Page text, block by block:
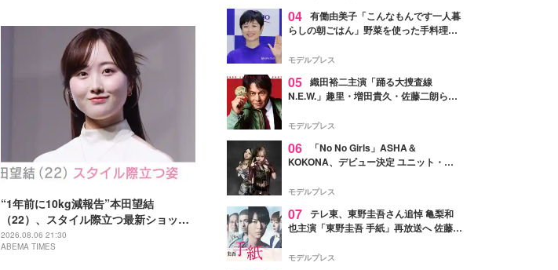
“1年前に10kg減報告”本田望結
（22）、スタイル際立つ最新ショット
に反響「痩せた？」「ミトちゃんに似
てきた」
2026.08.06 21:30
ABEMA TIMES
04 有働由美子「こんなもんです一人暮
らしの朝ごはん」野菜を使った手料理公
そう」と反響
モデルプレス
05 織田裕二主演「踊る大捜査線
N.E.W.」趣里・増田貴久・佐藤二朗ら新
徴する“謎のキーワード”も
モデルプレス
06
「No No Girls」ASHA＆
KOKONA、デビュー決定 ユニット・
リリースへ
モデルプレス
07 テレ東、東野圭吾さん追悼 亀梨和
也主演「東野圭吾 手紙」再放送へ 佐藤隆
モデルプレス